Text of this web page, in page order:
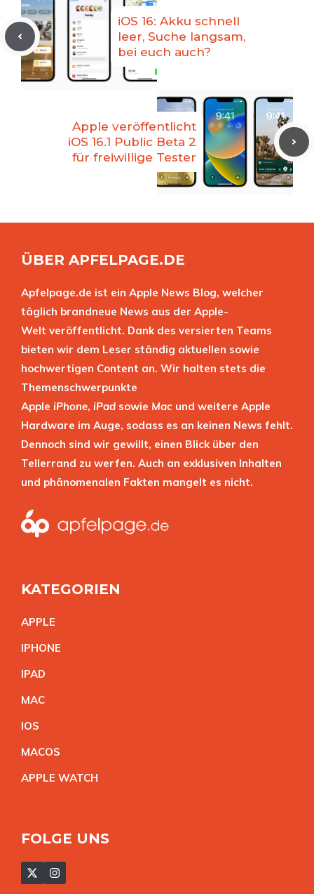
iOS 16: Akku schnell
leer, Suche langsam,
bei euch auch?
Apple veröffentlicht
iOS 16.1 Public Beta 2
für freiwillige Tester
ÜBER APFELPAGE.DE
Apfelpage.de ist ein Apple News Blog, welcher
täglich brandneue News aus der Apple-
Welt veröffentlicht. Dank des versierten Teams
bieten wir dem Leser ständig aktuellen sowie
hochwertigen Content an. Wir halten stets die
Themenschwerpunkte
Apple iPhone, iPad sowie Mac und weitere Apple
Hardware im Auge, sodass es an keinen News fehlt.
Dennoch sind wir gewillt, einen Blick über den
Tellerrand zu werfen. Auch an exklusiven Inhalten
und phänomenalen Fakten mangelt es nicht.
KATEGORIEN
APPLE
IPHONE
IPAD
MAC
IOS
MACOS
APPLE WATCH
FOLGE UNS